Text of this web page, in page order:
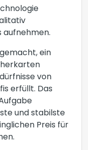
aufnehmen.
ein
von
erfüllt. Das
und stabilste
Preis für